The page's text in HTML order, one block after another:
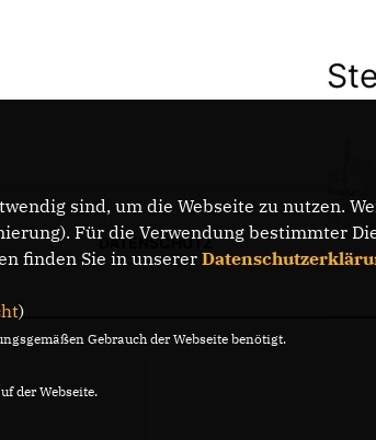
DATENSCHUTZ
sind, um die Webseite zu nutzen.
Für die Verwendung bestimmter
finden Sie in unserer
)
Gebrauch der Webseite benötigt.
der Webseite.